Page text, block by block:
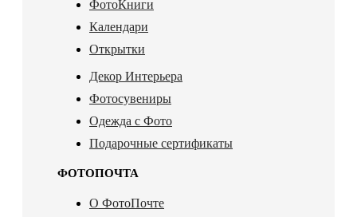
ФотоКниги
Календари
Открытки
Декор Интерьера
Фотосувениры
Одежда с Фото
Подарочные сертификаты
ФОТОПОЧТА
О ФотоПочте